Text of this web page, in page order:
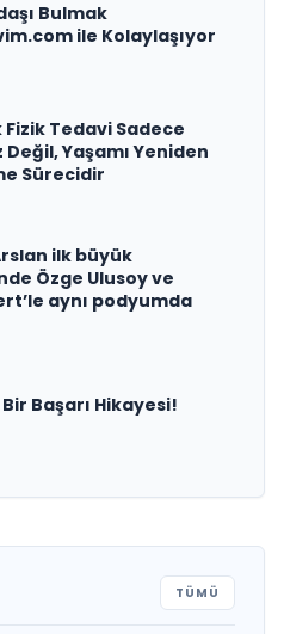
Bulmak
ile Kolaylaşıyor
Tedavi Sadece
Değil, Yaşamı Yeniden
Sürecidir
ilk büyük
Özge Ulusoy ve
aynı podyumda
Başarı Hikayesi!
TÜMÜ
Galimidi, Eski AB
Egemen Bağış
Dünyasının